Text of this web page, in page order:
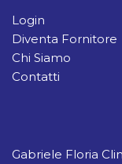
Login
Diventa Fornitore
Chi Siamo
Contatti
Gabriele Floria